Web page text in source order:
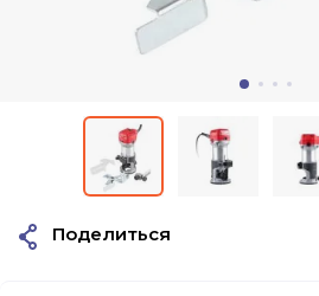
Поделиться